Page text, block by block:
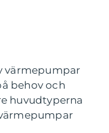
värmepumpar
behov och
huvudtyperna